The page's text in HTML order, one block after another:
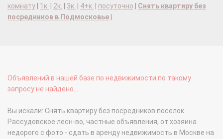
комнату
1к. 2к. 3к. 4+к. посуточно
Снять квартиру без
посредников в Подмосковье
Объявлений в нашей базе по недвижимости по такому
запросу не найдено...
Вы искали: Снять квартиру без посредников поселок
Рассудовское лесн-во, частные объявления, от хозяина
недорого с фото - сдать в аренду недвижимость в Москве на